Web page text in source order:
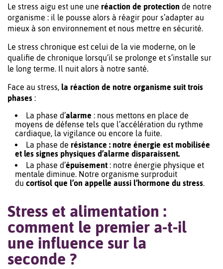
Le stress aigu est une une réaction de protection de notre
organisme : il le pousse alors à réagir pour s’adapter au
mieux à son environnement et nous mettre en sécurité.
Le stress chronique est celui de la vie moderne, on le
qualifie de chronique lorsqu’il se prolonge et s’installe sur
le long terme. Il nuit alors à notre santé.
Face au stress, la réaction de notre organisme suit trois
phases :
La phase d’alarme : nous mettons en place de
moyens de défense tels que l’accélération du rythme
cardiaque, la vigilance ou encore la fuite.
La phase de résistance : notre énergie est mobilisée
et les signes physiques d’alarme disparaissent.
La phase d’épuisement : notre énergie physique et
mentale diminue. Notre organisme surproduit
du cortisol que l’on appelle aussi l’hormone du stress.
Stress et alimentation :
comment le premier a-t-il
une influence sur la
seconde ?